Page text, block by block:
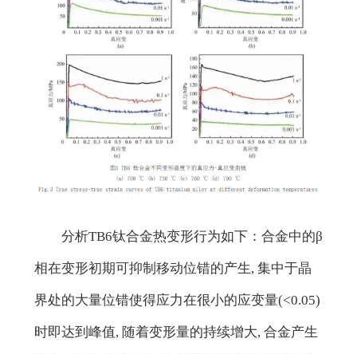
分析TB6钛合金热变形行为如下：合金中的β
相在变形初期可抑制移动位错的产生, 集中于晶
界处的大量位错使得应力在很小的应变量(<0.05)
时即达到峰值, 随着变形量的持续增大, 合金产生